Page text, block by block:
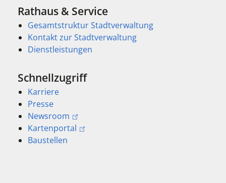
Rathaus & Service
Gesamtstruktur Stadtverwaltung
Kontakt zur Stadtverwaltung
Dienstleistungen
Schnellzugriff
Karriere
Presse
Newsroom
Kartenportal
Baustellen